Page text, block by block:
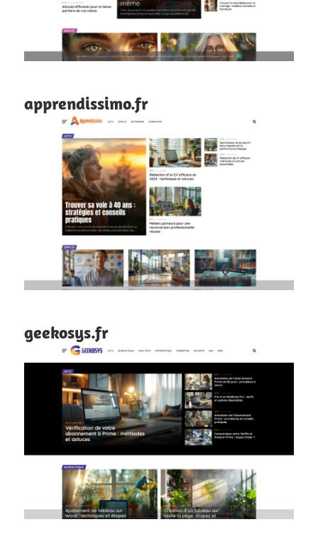
apprendissimo.fr
geekosys.fr